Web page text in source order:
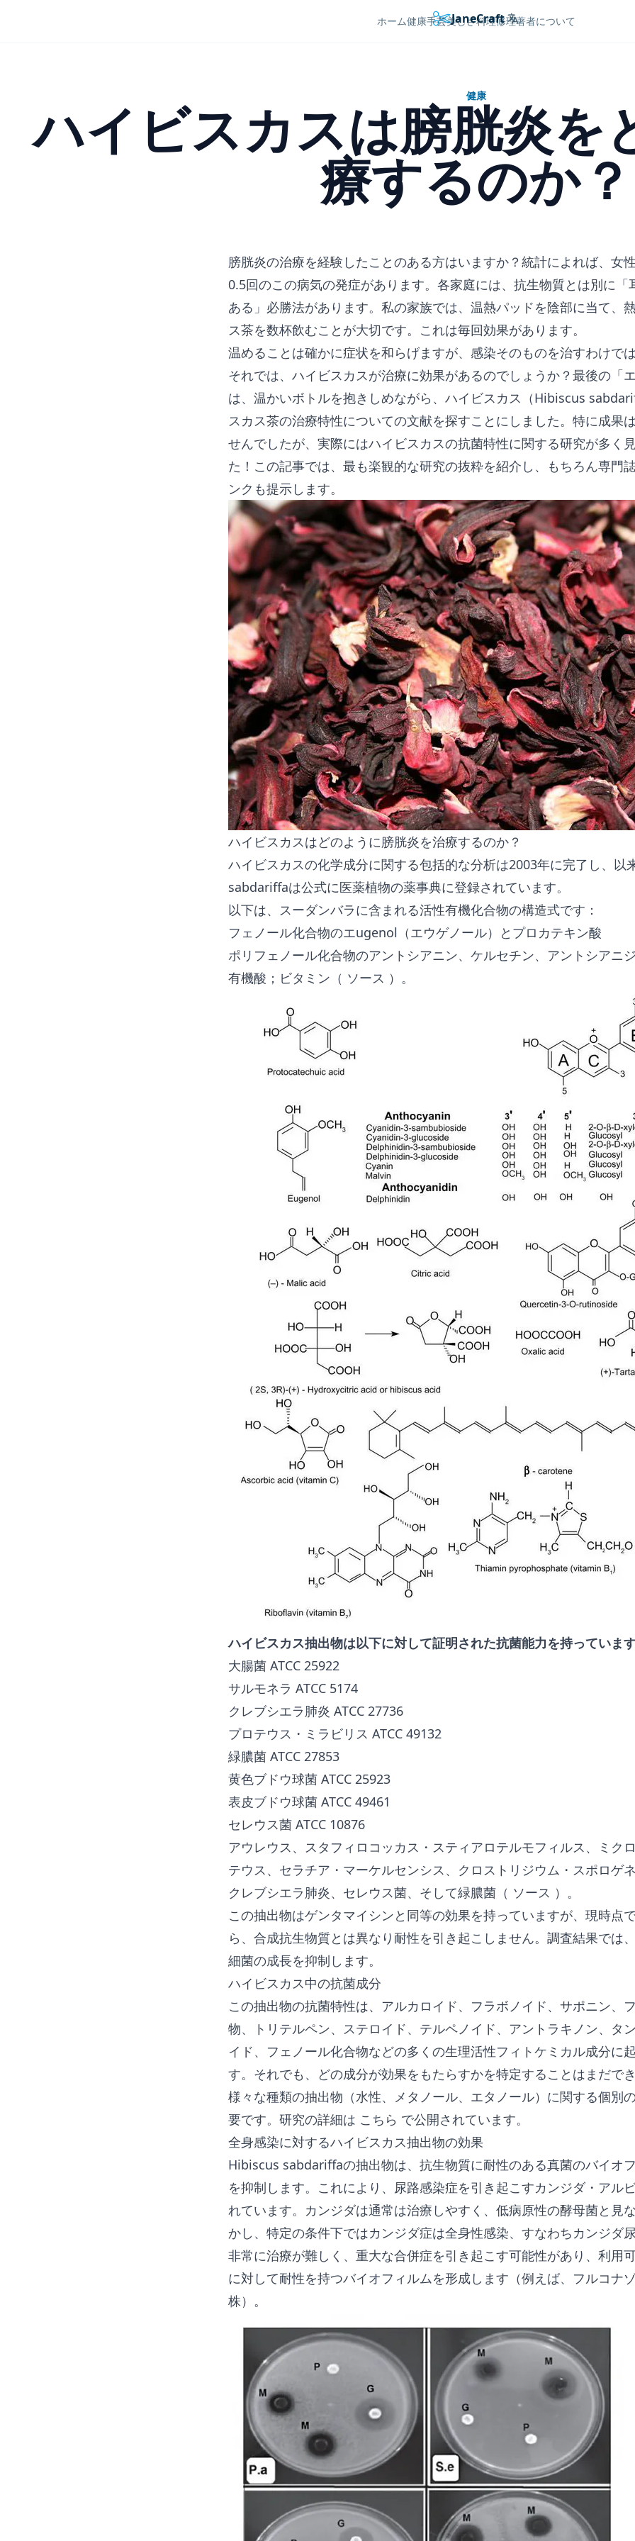
JaneCraft Languages
ホーム健康手芸美しさ料理修理著者について
健康
ハイビスカスは膀胱炎を
療するのか？
膀胱炎の治療を経験したことのある方はいますか？統計によれば、女
0.5回のこの病気の発症があります。各家庭には、抗生物質とは別に「
ある」必勝法があります。私の家族では、温熱パッドを陰部に当て、
ス茶を数杯飲むことが大切です。これは毎回効果があります。
温めることは確かに症状を和らげますが、感染そのものを治すわけで
それでは、ハイビスカスが治療に効果があるのでしょうか？最後の「
は、温かいボトルを抱きしめながら、ハイビスカス（Hibiscus
スカス茶の治療特性についての文献を探すことにしました。特に成果
せんでしたが、実際にはハイビスカスの抗菌特性に関する研究が多く
た！この記事では、最も楽観的な研究の抜粋を紹介し、もちろん専門
ンクも提示します。
ハイビスカスはどのように膀胱炎を治療するのか？
ハイビスカスの化学成分に関する包括的な分析は2003年に完了し、以
sabdariffaは公式に医薬植物の薬事典に登録されています。
以下は、スーダンバラに含まれる活性有機化合物の構造式です：
フェノール化合物のエugenol（エウゲノール）とプロカテキン酸
ポリフェノール化合物のアントシアニン、ケルセチン、アントシアニ
有機酸；ビタミン（ ソース ）。
ハイビスカス抽出物は以下に対して証明された抗菌能力を持っていま
大腸菌 ATCC 25922
サルモネラ ATCC 5174
クレブシエラ肺炎 ATCC 27736
プロテウス・ミラビリス ATCC 49132
緑膿菌 ATCC 27853
黄色ブドウ球菌 ATCC 25923
表皮ブドウ球菌 ATCC 49461
セレウス菌 ATCC 10876
アウレウス、スタフィロコッカス・スティアロテルモフィルス、ミク
テウス、セラチア・マーケルセンシス、クロストリジウム・スポロゲ
クレブシエラ肺炎、セレウス菌、そして緑膿菌（ ソース ）。
この抽出物はゲンタマイシンと同等の効果を持っていますが、現時点
ら、合成抗生物質とは異なり耐性を引き起こしません。調査結果では
細菌の成長を抑制します。
ハイビスカス中の抗菌成分
この抽出物の抗菌特性は、アルカロイド、フラボノイド、サポニン、
物、トリテルペン、ステロイド、テルペノイド、アントラキノン、タ
イド、フェノール化合物などの多くの生理活性フィトケミカル成分に
す。それでも、どの成分が効果をもたらすかを特定することはまだで
様々な種類の抽出物（水性、メタノール、エタノール）に関する個別
要です。研究の詳細は こちら で公開されています。
全身感染に対するハイビスカス抽出物の効果
Hibiscus sabdariffaの抽出物は、抗生物質に耐性のある真菌のバイオ
を抑制します。これにより、尿路感染症を引き起こすカンジダ・アル
れています。カンジダは通常は治療しやすく、低病原性の酵母菌と見
かし、特定の条件下ではカンジダ症は全身性感染、すなわちカンジダ
非常に治療が難しく、重大な合併症を引き起こす可能性があり、利用
に対して耐性を持つバイオフィルムを形成します（例えば、フルコナ
株）。